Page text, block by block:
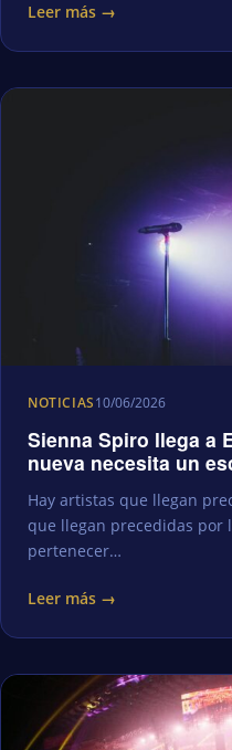
Leer más →
NOTICIAS10/06/2026
Sienna Spiro llega a
nueva necesita un
Hay artistas que llegan
que llegan precedidas por
pertenecer…
Leer más →